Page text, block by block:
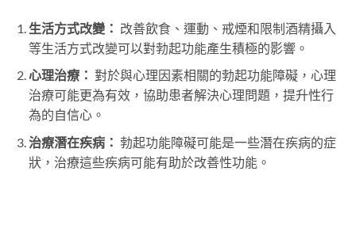
生活方式改變： 改善飲食、運動、戒煙和限制酒精攝入
等生活方式改變可以對勃起功能產生積極的影響。
心理治療： 對於與心理因素相關的勃起功能障礙，心理
治療可能更為有效，協助患者解決心理問題，提升性行
為的自信心。
治療潛在疾病： 勃起功能障礙可能是一些潛在疾病的症
狀，治療這些疾病可能有助於改善性功能。